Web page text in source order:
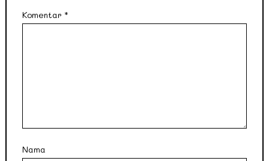
Komentar *
Nama